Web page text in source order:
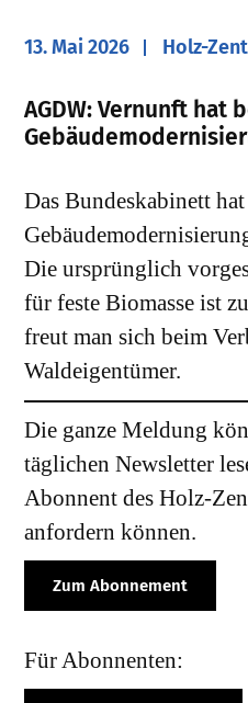
13. Mai 2026 Holz-
AGDW: Vernunft hat
Das Bundeskabinett
Die ursprünglich
für feste Biomasse ist
freut man sich beim
Waldeigentümer.
Die ganze Meldung
täglichen Newsletter
Abonnent des Holz-
anfordern können.
Zum Abonnement
Für Abonnenten: